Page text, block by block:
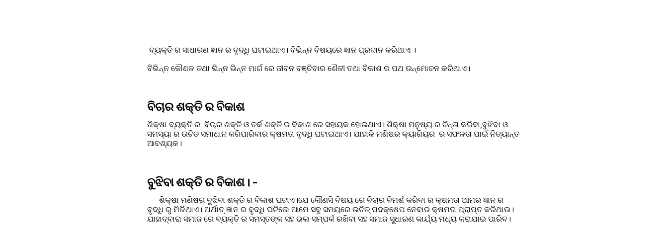
ବ୍ୟକ୍ତି ର ସାଧାରଣ ଜ୍ଞାନ ର ବୃଦ୍ଧି ଘଟାଇଥାଏ। ବିଭିନ୍ନ ବିଷୟରେ ଜ୍ଞାନ ପ୍ରଦାନ କରିଥାଏ ।
ବିଭିନ୍ନ କୌଶଳ ତଥା ଭିନ୍ନ ଭିନ୍ନ ମାର୍ଗ ରେ ଜୀବନ ବଞ୍ଚିବାର ଶୈଳୀ ତଥା ବିକାଶ ର ପଥ ଉନ୍ମୋଚନ କରିଥାଏ।
ବିଚାର ଶକ୍ତି ର ବିକାଶ
ଶିକ୍ଷା ବ୍ୟକ୍ତି ର  ବିଚାର ଶକ୍ତି ଓ ତର୍କ ଶକ୍ତି ର ବିକାଶ ରେ ସହାୟକ ହୋଇଥାଏ। ଶିକ୍ଷା ମନୁଷ୍ୟ ର ଚିନ୍ତା କରିବା,ବୁଝିବା ଓ
ସମସ୍ୟା ର ଉଚିତ ସମାଧାନ କରିପାରିବାର କ୍ଷମତା ବୃଦ୍ଧି ଘଟାଇଥାଏ। ଯାହାକି ମଣିଷର କ୍ୟାରିୟର  ର ସଫଳତା ପାଇଁ ନିତ୍ୟାନ୍ତ
ଆବଶ୍ୟକ।
ବୁଝିବା ଶକ୍ତି ର ବିକାଶ। -
ବୃଦ୍ଧି ରୁ ମିଳିଥାଏ। ଅର୍ଥାତ୍ ଜ୍ଞାନ ର ବୃଦ୍ଧି ଘଟିଲେ ଆମେ ସବୁ ସମୟରେ ଉଚିତ୍ ପଦକ୍ଷେପ ନେବାର କ୍ଷମତା ପ୍ରାପ୍ତ କରିଥାଉ।
ଯାହାଦ୍ବାରା ସମାଜ ରେ ବ୍ୟକ୍ତି ର ସମସ୍ତଙ୍କ ସହ ଭଲ ସମ୍ପର୍କ ରଖିବା ସହ ସମାଜ ସୁଧାରଣ କାର୍ଯ୍ୟ ମଧ୍ୟ କରାଯାଇ ପାରିବ।